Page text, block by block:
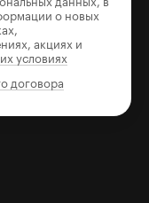
о новых
акциях и
условиях
договора